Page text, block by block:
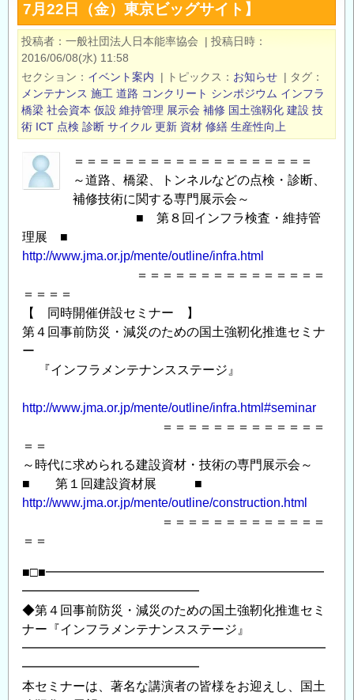
募
（令
和
年
度
第
期）
～
本
分
野
お
け
る
究
職
公
募
ま
す
7月22日（金）東京ビッグサイト】
投稿者 一般社団法人日本能率協会 | 投稿日時
2016/06/08(水) 11:58
セクション
イベント案内 | トピックス お知らせ | タグ
メンテナンス 施工 道路 コンクリート シンポジウム インフラ
橋梁 社会資本 仮設 維持管理 展示会 補修 国土強靱化 建設 技
術 ICT 点検 診断 サイクル 更新 資材 修繕 生産性向上
＝＝＝＝＝＝＝＝＝＝＝＝＝＝＝＝＝＝＝
～道路、橋梁、トンネルなどの点検・診断、
補修技術に関する専門展示会～
■ 第８回インフラ検査・維持管
理展 ■
http://www.jma.or.jp/mente/outline/infra.html
＝＝＝＝＝＝＝＝＝＝＝＝＝＝＝
＝＝＝＝
【 同時開催併設セミナー 】
第４回事前防災・減災のための国土強靭化推進セミナ
ー
『インフラメンテナンスステージ』
http://www.jma.or.jp/mente/outline/infra.html#seminar
＝＝＝＝＝＝＝＝＝＝＝＝＝
＝＝
～時代に求められる建設資材・技術の専門展示会～
■ 第１回建設資材展 ■
http://www.jma.or.jp/mente/outline/construction.html
＝＝＝＝＝＝＝＝＝＝＝＝＝
＝＝
■□■━━━━━━━━━━━━━━━━━━━━━━
━━━━━━━━━━━━━━
◆第４回事前防災・減災のための国土強靭化推進セミ
ナー『インフラメンテナンスステージ』
━━━━━━━━━━━━━━━━━━━━━━━━
━━━━━━━━━━━━━━
本セミナーは、著名な講演者の皆様をお迎えし、国土